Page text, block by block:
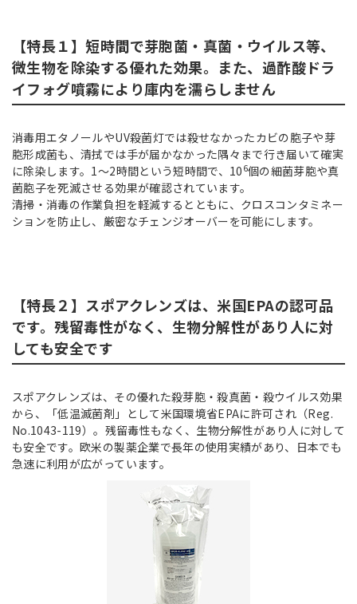
【特長１】短時間で芽胞菌・真菌・ウイルス等、
微生物を除染する優れた効果。また、過酢酸ドラ
イフォグ噴霧により庫内を濡らしません
消毒用エタノールやUV殺菌灯では殺せなかったカビの胞子や芽
胞形成菌も、清拭では手が届かなかった隅々まで行き届いて確実
に除染します。1～2時間という短時間で、10 6個の細菌芽胞や真
菌胞子を死滅させる効果が確認されています。
清掃・消毒の作業負担を軽減するとともに、クロスコンタミネー
ションを防止し、厳密なチェンジオーバーを可能にします。
【特長２】スポアクレンズは、米国EPAの認可品
です。残留毒性がなく、生物分解性があり人に対
しても安全です
スポアクレンズは、その優れた殺芽胞・殺真菌・殺ウイルス効果
から、「低温滅菌剤」として米国環境省EPAに許可され（Reg.
No.1043-119）。残留毒性もなく、生物分解性があり人に対して
も安全です。欧米の製薬企業で長年の使用実績があり、日本でも
急速に利用が広がっています。